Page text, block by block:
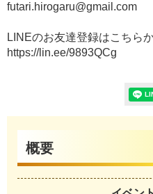
futari.hirogaru@gmail.com
LINEのお友達登録はこちら
https://lin.ee/9893QCg
概要